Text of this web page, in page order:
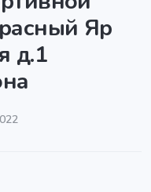
Яр
д.1